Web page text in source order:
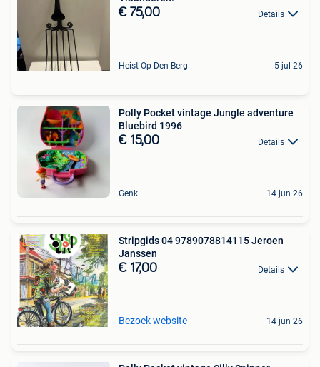
€ 75,00 Details
Heist-Op-Den-Berg 5 jul 26
Polly Pocket vintage Jungle adventure
Bluebird 1996
€ 15,00 Details
Genk 14 jun 26
Stripgids 04 9789078814115 Jeroen
Janssen
€ 17,00 Details
Bezoek website 14 jun 26